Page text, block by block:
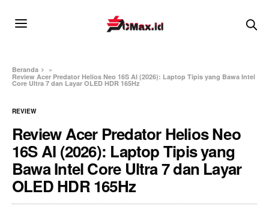
Beranda
»
Review Acer Predator Helios Neo 16S AI (2026): Laptop Tipis yang Bawa Intel
Core Ultra 7 dan Layar OLED HDR 165Hz
REVIEW
Review Acer Predator Helios Neo
16S AI (2026): Laptop Tipis yang
Bawa Intel Core Ultra 7 dan Layar
OLED HDR 165Hz